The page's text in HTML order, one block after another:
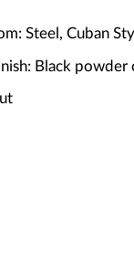
Steel, Cuban
Black powder